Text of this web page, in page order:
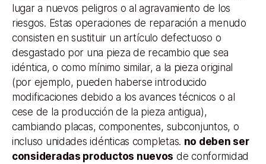
lugar a nuevos peligros o al agravamiento de los
riesgos. Estas operaciones de reparación a menudo
consisten en sustituir un artículo defectuoso o
desgastado por una pieza de recambio que sea
idéntica, o como mínimo similar, a la pieza original
(por ejemplo, pueden haberse introducido
modificaciones debido a los avances técnicos o al
cese de la producción de la pieza antigua),
cambiando placas, componentes, subconjuntos, o
incluso unidades idénticas completas. no deben ser
consideradas productos nuevos de conformidad